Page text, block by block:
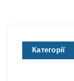
Категорії